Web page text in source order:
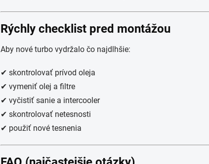
Rýchly checklist pred montážou
Aby nové turbo vydržalo čo najdlhšie:
✔ skontrolovať prívod oleja
✔ vymeniť olej a filtre
✔ vyčistiť sanie a intercooler
✔ skontrolovať netesnosti
✔ použiť nové tesnenia